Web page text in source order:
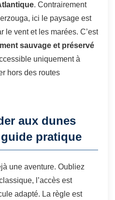
. Contrairement
ici le paysage est
le vent et les marées. C’est
sauvage et préservé
uniquement à
hors des routes
aux dunes
pratique
une aventure. Oubliez
l’accès est
adapté. La règle est